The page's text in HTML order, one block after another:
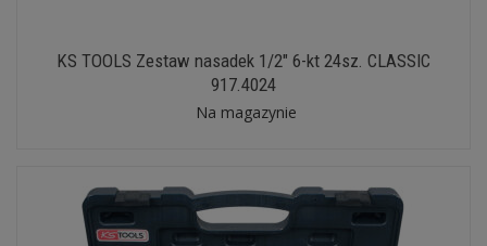
KS TOOLS Zestaw nasadek 1/2" 6-kt 24sz. CLASSIC
917.4024
Na magazynie